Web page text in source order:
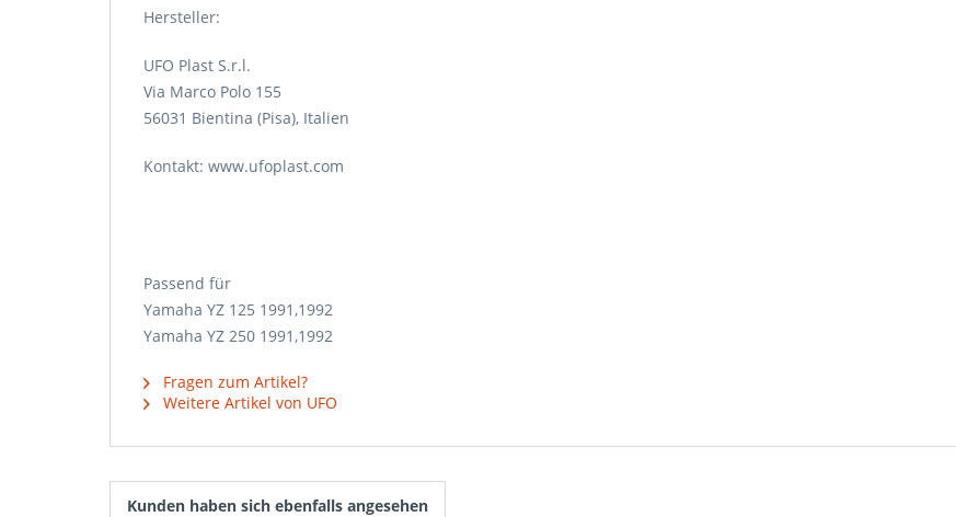
Hersteller:
UFO Plast S.r.l.
Via Marco Polo 155
56031 Bientina (Pisa), Italien
Kontakt: www.ufoplast.com
Passend für
Yamaha YZ 125 1991,1992
Yamaha YZ 250 1991,1992
Fragen zum Artikel?
Weitere Artikel von UFO
Kunden haben sich ebenfalls angesehen